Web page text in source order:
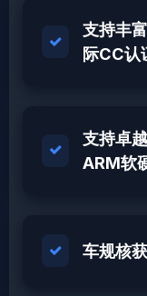
支持丰
际CC认
支持卓
ARM软
车规核